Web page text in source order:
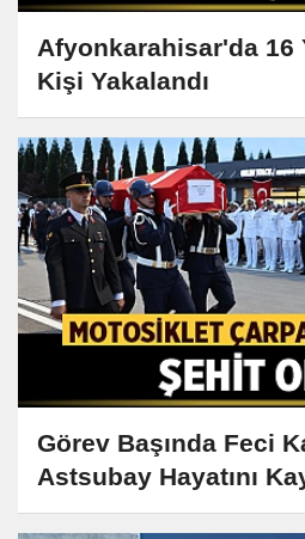
Afyonkarahisar'da 16
Kişi Yakalandı
Görev Başında Feci
Astsubay Hayatını